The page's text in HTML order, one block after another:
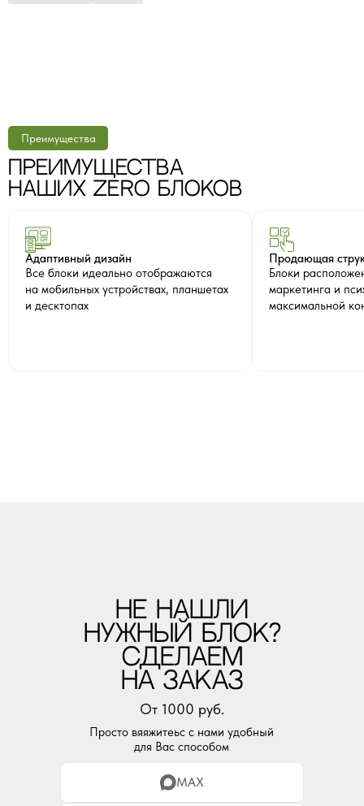
ПРЕИМУЩЕСТВА
НАШИХ ZERO БЛОКОВ
Преимущества
Адаптивный дизайн
Все блоки идеально отображаются
на мобильных устройствах, планшетах
и десктопах
Продающая
Блоки
маркетинга и
максимальной
Просто вяяжитеьс с нами удобный
для Вас способом
НЕ НАШЛИ
НУЖНЫЙ БЛОК?
СДЕЛАЕМ
НА ЗАКАЗ
От 1000 руб.
MAX
Как купить
и настроить